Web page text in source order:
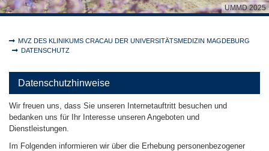
UMMD 2025
Sie sind hier:
MVZ DES KLINIKUMS CRACAU DER UNIVERSITÄTSMEDIZIN MAGDEBURG
DATENSCHUTZ
Datenschutzhinweise
Wir freuen uns, dass Sie unseren Internetauftritt besuchen und
bedanken uns für Ihr Interesse unseren Angeboten und
Dienstleistungen.
Im Folgenden informieren wir über die Erhebung personenbezogener